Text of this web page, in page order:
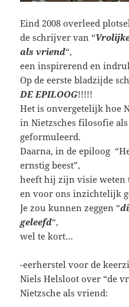
Eind 2008 overleed
de schrijver van “
als vriend“,
een inspirerend en
Op de eerste bladzijde
DE EPILOOG!!!!!
Het is onvergetelijk hoe
in Nietzsches filosofie
geformuleerd.
Daarna, in de epiloog
ernstig beest”,
heeft hij zijn visie weten
en voor ons inzichtelijk
Je zou kunnen zeggen “
geleefd“,
wel te kort…
-eerherstel voor de
Niels Helsloot over “de
Nietzsche als vriend: